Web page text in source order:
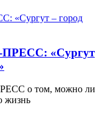
ПРЕСС: «Сургут
о том, можно ли
жизнь